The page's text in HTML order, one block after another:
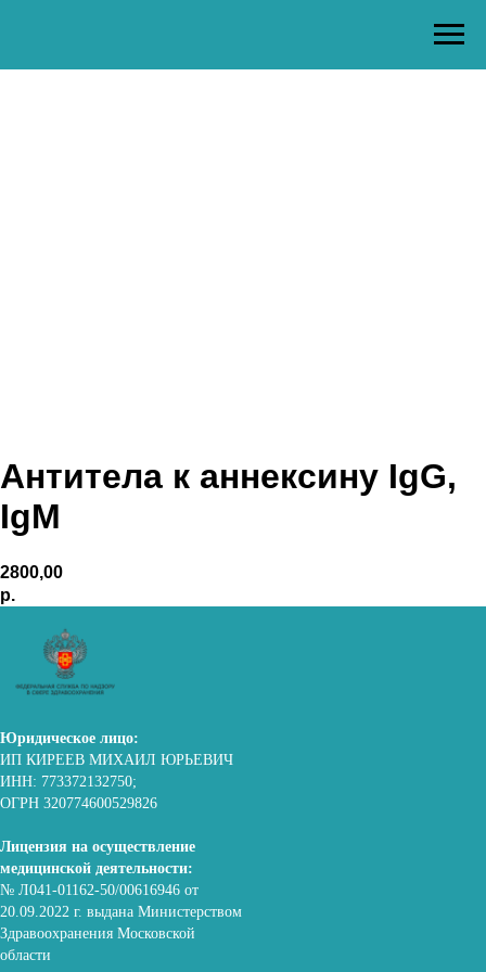
Антитела к аннексину IgG,
IgM
2800,00
р.
Юридическое лицо:
ИП КИРЕЕВ МИХАИЛ ЮРЬЕВИЧ
ИНН: 773372132750;
ОГРН 320774600529826
Лицензия на осуществление
медицинской деятельности:
№ Л041-01162-50/00616946 от
20.09.2022 г. выдана Министерством
Здравоохранения Московской
области